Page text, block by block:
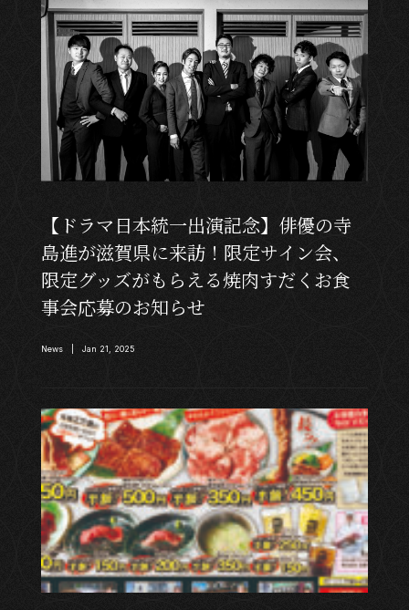
【ドラマ日本統一出演記念】俳優の寺
島進が滋賀県に来訪！限定サイン会、
限定グッズがもらえる焼肉すだくお食
事会応募のお知らせ
News | Jan 21, 2025